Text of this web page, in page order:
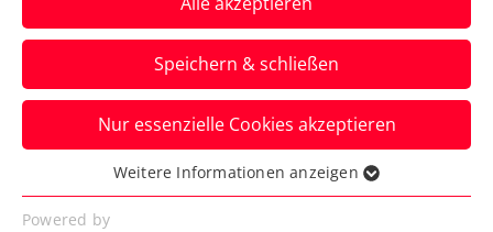
EVN: 5 Jahre
Spitzentennis in
Niederösterreich
Der Kartenvorverkauf zum ATP-100-
Challenger beim TC Tulln ist mittlerweile
im Gang.
Speichern & schließen
Nur essenzielle Cookies akzeptieren
Essenziell
Essenzielle Cookies werden für grundlegende
Weitere Informationen anzeigen
Powered by